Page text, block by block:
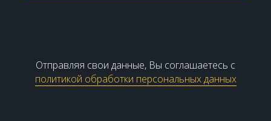
Отправляя свои данные, Вы соглашаетесь с
политикой обработки персональных данных